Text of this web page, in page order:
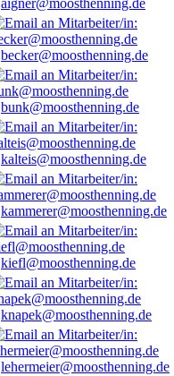
aigner@moosthenning.de
becker@moosthenning.de
bunk@moosthenning.de
kalteis@moosthenning.de
kammerer@moosthenning.de
kiefl@moosthenning.de
knapek@moosthenning.de
lehermeier@moosthenning.de